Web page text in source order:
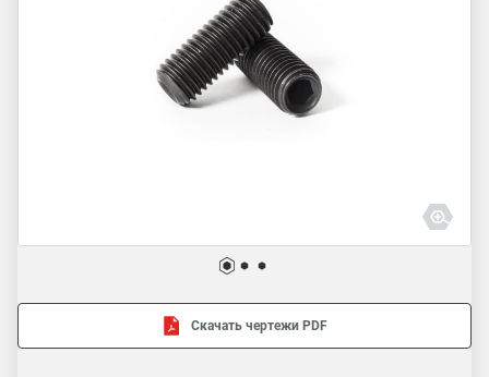
Скачать чертежи PDF